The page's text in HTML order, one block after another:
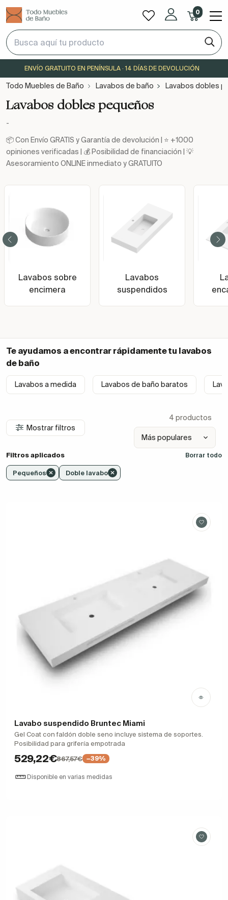
0
ENVÍO GRATUITO EN PENÍNSULA · 14 DÍAS DE DEVOLUCIÓN
Todo Muebles de Baño Lavabos de baño Lavabos dobles
Lavabos dobles pequeños
-
📦 Con Envío GRATIS y Garantía de devolución | ⭐ +1000
opiniones verificadas | 💰 Posibilidad de financiación | 💡
Asesoramiento ONLINE inmediato y GRATUITO
Lavabos sobre
encimera
Lavabos
suspendidos
Te ayudamos a encontrar rápidamente tu lavabos
de baño
Lavabos a medida Lavabos de baño baratos
Mostrar filtros
4 productos
Filtros aplicados Borrar todo
Pequeños Doble lavabo
Lavabo suspendido Bruntec Miami
Gel Coat con faldón doble seno incluye sistema de soportes.
Posibilidad para grifería empotrada
529,22€867,57€ −39%
Disponible en varias medidas